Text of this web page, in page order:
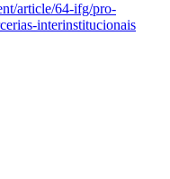
article/64-ifg/pro-
interinstitucionais